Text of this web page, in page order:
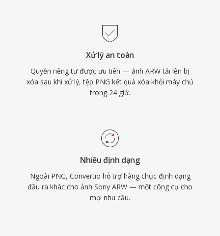
Xử lý an toàn
Quyền riêng tư được ưu tiên — ảnh ARW tải lên bị
xóa sau khi xử lý, tệp PNG kết quả xóa khỏi máy chủ
trong 24 giờ.
Nhiều định dạng
Ngoài PNG, Convertio hỗ trợ hàng chục định dạng
đầu ra khác cho ảnh Sony ARW — một công cụ cho
mọi nhu cầu.